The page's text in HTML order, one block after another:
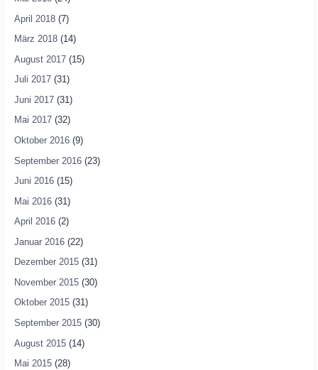
April 2018(7)
März 2018(14)
August 2017(15)
Juli 2017(31)
Juni 2017(31)
Mai 2017(32)
Oktober 2016(9)
September 2016(23)
Juni 2016(15)
Mai 2016(31)
April 2016(2)
Januar 2016(22)
Dezember 2015(31)
November 2015(30)
Oktober 2015(31)
September 2015(30)
August 2015(14)
Mai 2015(28)